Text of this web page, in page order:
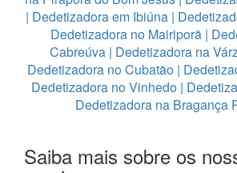
| Dedetizadora em Ibiúna|
Dedetizadora no Mairiporã|
Cabreúva | Dedetizadora na
Dedetizadora no Cubatão|
Dedetizadora no Vinhedo|
Dedetizadora na Bragança
Saiba mais sobre os